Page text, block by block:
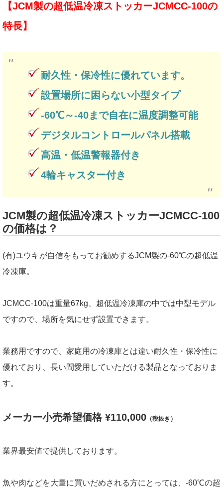
【JCM製の超低温冷凍ストッカーJCMCC-100の
特長】
耐久性・保冷性に優れています。
設置場所に困らない小型タイプ
-60℃～-40まで自在に温度調整可能
デジタルコントロールパネル搭載
高温・低温警報器付き
4輪キャスター付き
JCM製の超低温冷凍ストッカーJCMCC-100
の価格は？
(有)ユウキが自信をもってお勧めするJCM製の-60℃の超低温
冷凍庫。
JCMCC-100は重量67kg、超低温冷凍庫の中では中型モデル
ですので、場所を気にせず設置できます。
業務用ですので、家庭用の冷凍庫とは違い耐久性・保冷性に
優れており、長い間愛用していただける製品となっておりま
す。
メーカー小売希望価格 ¥110,000 （税抜き）
業界最安値で提供しております。
魚や肉などを大量に買いだめされる方にとっては、-60℃の超